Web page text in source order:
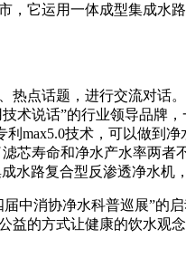
运用一体成型集成水
话题，进行交流对话
术说话”的行业领导品
max5.0技术，可以做到
芯寿命和净水产水率两
路复合型反渗透净水机
消协净水科普巡展”的
的方式让健康的饮水观